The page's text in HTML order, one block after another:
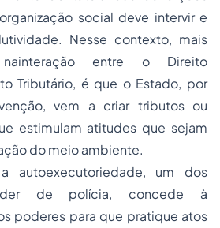
social deve intervir e
Nesse contexto, mais
nainteração entre o Direito
Tributário, é que o Estado, por
vem a criar tributos ou
estimulam atitudes que sejam
do meio ambiente.
autoexecutoriedade, um dos
de polícia, concede à
poderes para que pratique atos